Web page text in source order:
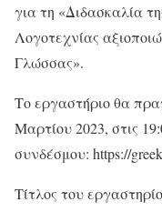
για τη «Διδασκαλία
Λογοτεχνίας
Γλώσσας».
Το εργαστήριο θα
Μαρτίου 2023, στις
συνδέσμου: https://
Τίτλος του